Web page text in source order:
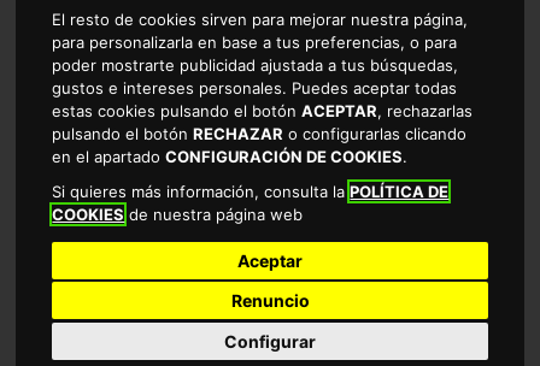
El resto de cookies sirven para mejorar nuestra página,
para personalizarla en base a tus preferencias, o para
poder mostrarte publicidad ajustada a tus búsquedas,
gustos e intereses personales. Puedes aceptar todas
estas cookies pulsando el botónACEPTAR, rechazarlas
pulsando el botónRECHAZAR o configurarlas clicando
en el apartadoCONFIGURACIÓN DE COOKIES.
Si quieres más información, consulta laPOLÍTICA DE
COOKIES de nuestra página web
Aceptar
Renuncio
Configurar